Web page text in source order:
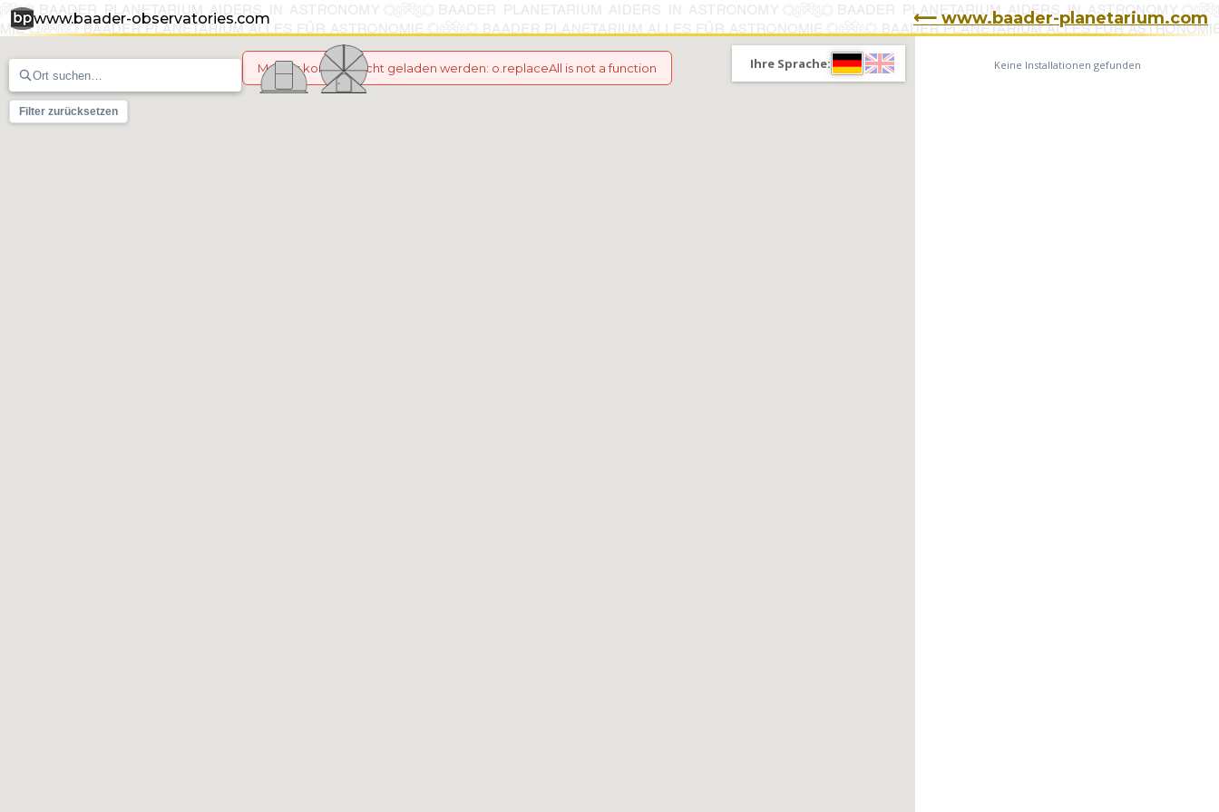
www.baader-observatories.com ⟵ www.baader-planetarium.com
Marker konnten nicht geladen werden: o.replaceAll is not a function
Filter zurücksetzen
Ihre Sprache: Keine Installationen gefunden